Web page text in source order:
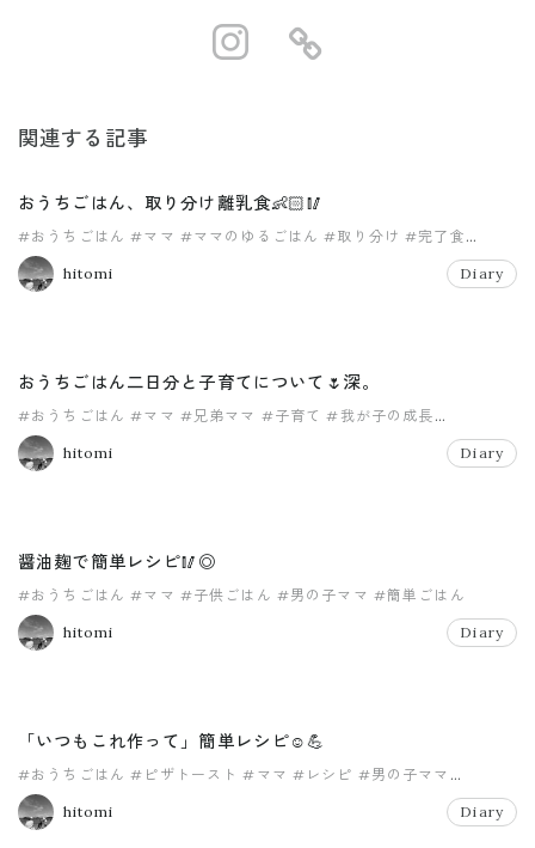
https://
関連する記事
おうちごはん、取り分け離乳食👶🏻🥢
#おうちごはん #ママ #ママのゆるごはん #取り分け #完了食
#男の子ママ
hitomi
Diary
おうちごはん二日分と子育てについて🌷深。
#おうちごはん #ママ #兄弟ママ #子育て #我が子の成長
#男の子ママ
hitomi
Diary
醤油麹で簡単レシピ🥢◎
#おうちごはん #ママ #子供ごはん #男の子ママ #簡単ごはん
hitomi Diary
「いつもこれ作って」簡単レシピ☺️💪
#おうちごはん #ピザトースト #ママ #レシピ #男の子ママ
#発酵食品
hitomi
Diary